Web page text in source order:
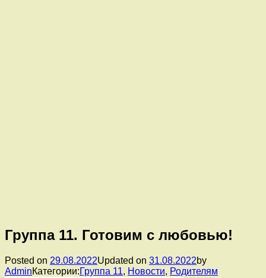
Группа 11. Готовим с любовью!
Posted on 29.08.2022Updated on 31.08.2022by
AdminКатегории:Группа 11, Новости, Родителям